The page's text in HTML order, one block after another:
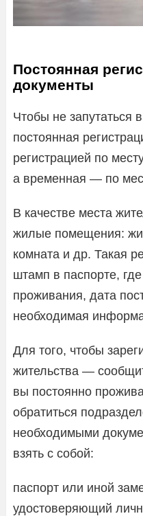
Постоянная
документы
Чтобы не запутаться
постоянная
регистрацией по
а временная — по
В качестве места
жилые помещения:
комната и др. Такая
штамп в паспорте,
проживания, дата
необходимая
Для того, чтобы
жительства —
вы постоянно
обратиться
необходимыми
взять с собой:
паспорт или иной
удостоверяющий